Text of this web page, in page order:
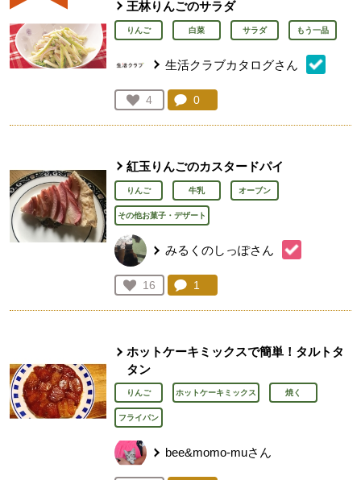
王林りんごのサラダ
りんご 白菜 サラダ もう一品
生活クラブカタログさん
お気に入り登録：
4
人が登録
コメント：
0
紅玉りんごのカスタードパイ
りんご 牛乳 オーブン
その他お菓子・デザート
みるくのしっぽさん
お気に入り登録：
16
人が登録
コメント：
1
ホットケーキミックスで簡単！タルトタ
タン
りんご ホットケーキミックス 焼く
フライパン
bee&momo-muさん